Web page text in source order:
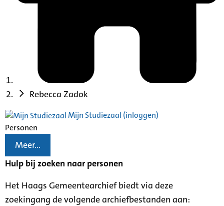
Rebecca Zadok
Mijn Studiezaal (inloggen)
Personen
Meer...
Hulp bij zoeken naar personen
Het Haags Gemeentearchief biedt via deze
zoekingang de volgende archiefbestanden aan: